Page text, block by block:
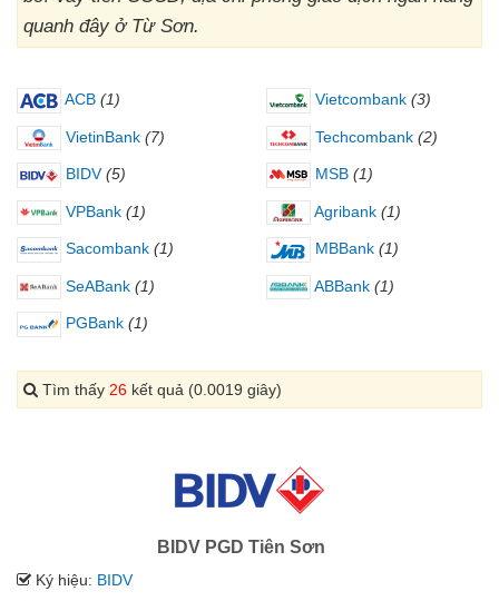
quanh đây ở Từ Sơn.
ACB (1) Vietcombank (3)
VietinBank (7) Techcombank (2)
BIDV (5) MSB (1)
VPBank (1) Agribank (1)
Sacombank (1) MBBank (1)
SeABank (1) ABBank (1)
PGBank (1)
Tìm thấy 26 kết quả (0.0019 giây)
BIDV PGD Tiên Sơn
Ký hiệu: BIDV